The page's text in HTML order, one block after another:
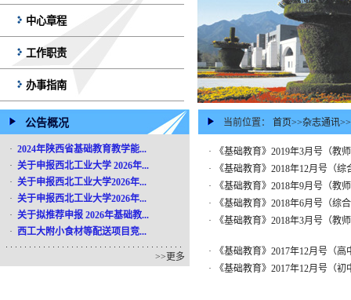
中心章程
工作职责
办事指南
公告概况
· 2024年陕西省基础教育教学能...
· 关于申报西北工业大学 2026年...
· 关于申报西北工业大学2026年...
· 关于申报西北工业大学2026年...
· 关于拟推荐申报 2026年基础教...
· 西工大附小食材等配送项目竞...
>>更多
当前位置： 首页>>杂志通讯>>
·
《基础教育》2019年3月号（教
·
《基础教育》2018年12月号（综
·
《基础教育》2018年9月号（教
·
《基础教育》2018年6月号（综
·
《基础教育》2018年3月号（教
·
《基础教育》2017年12月号（高
·
《基础教育》2017年12月号（初